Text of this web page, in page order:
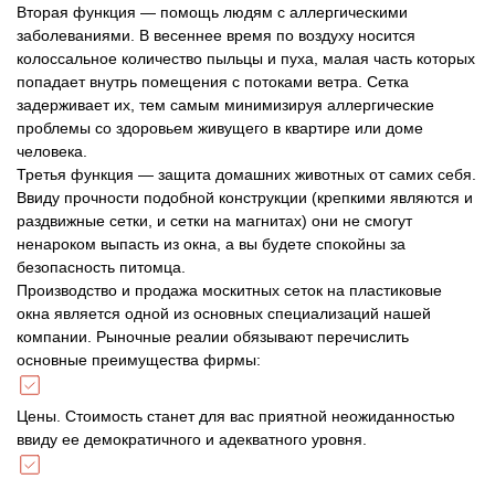
Вторая функция — помощь людям с аллергическими
заболеваниями. В весеннее время по воздуху носится
колоссальное количество пыльцы и пуха, малая часть которых
попадает внутрь помещения с потоками ветра. Сетка
задерживает их, тем самым минимизируя аллергические
проблемы со здоровьем живущего в квартире или доме
человека.
Третья функция — защита домашних животных от самих себя.
Ввиду прочности подобной конструкции (крепкими являются и
раздвижные сетки, и сетки на магнитах) они не смогут
ненароком выпасть из окна, а вы будете спокойны за
безопасность питомца.
Производство и продажа москитных сеток на пластиковые
окна является одной из основных специализаций нашей
компании. Рыночные реалии обязывают перечислить
основные преимущества фирмы:
Цены. Стоимость станет для вас приятной неожиданностью
ввиду ее демократичного и адекватного уровня.